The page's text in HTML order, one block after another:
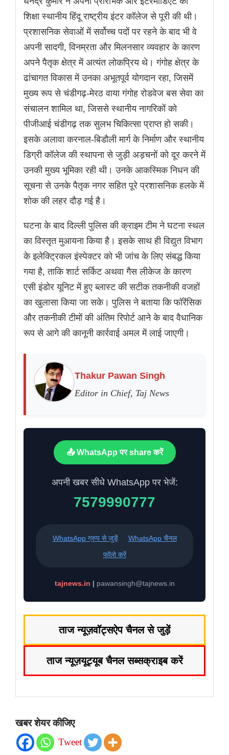
शिक्षा स्थानीय हिंदू राष्ट्रीय इंटर कॉलेज से पूरी की थी।
प्रशासनिक सेवाओं में सर्वोच्च पदों पर रहने के बाद भी वे
अपनी सादगी, विनम्रता और मिलनसार व्यवहार के कारण
अपने पैतृक क्षेत्र में अत्यंत लोकप्रिय थे। गंगोह क्षेत्र के
ढांचागत विकास में उनका अभूतपूर्व योगदान रहा, जिसमें
मुख्य रूप से चंडीगढ़-मेरठ वाया गंगोह रोडवेज बस सेवा का
संचालन शामिल था, जिससे स्थानीय नागरिकों को
पीजीआई चंडीगढ़ तक सुलभ चिकित्सा प्राप्त हो सकी।
इसके अलावा करनाल-बिडौली मार्ग के निर्माण और स्थानीय
डिग्री कॉलेज की स्थापना से जुड़ी अड़चनों को दूर करने में
उनकी मुख्य भूमिका रही थी। उनके आकस्मिक निधन की
सूचना से उनके पैतृक नगर सहित पूरे प्रशासनिक हलके में
शोक की लहर दौड़ गई है।
घटना के बाद दिल्ली पुलिस की क्राइम टीम ने घटना स्थल
का विस्तृत मुआयना किया है। इसके साथ ही विद्युत विभाग
के इलेक्ट्रिकल इंस्पेक्टर को भी जांच के लिए संबद्ध किया
गया है, ताकि शार्ट सर्किट अथवा गैस लीकेज के कारण
एसी इंडोर यूनिट में हुए ब्लास्ट की सटीक तकनीकी वजहों
का खुलासा किया जा सके। पुलिस ने बताया कि फॉरेंसिक
और तकनीकी टीमों की अंतिम रिपोर्ट आने के बाद वैधानिक
रूप से आगे की कानूनी कार्रवाई अमल में लाई जाएगी।
Thakur Pawan Singh
Editor in Chief, Taj News
📤 WhatsApp पर share करें
अपनी खबर सीधे WhatsApp पर भेजें:
7579990777
WhatsApp ग्रुप से जुड़ें
WhatsApp चैनल
फॉलो करें
tajnews.in | pawansingh@tajnews.in
ताज न्यूज़वॉट्सऐप चैनल से जुड़ें
ताज न्यूज़यूट्यूब चैनल सब्सक्राइब करें
खबर शेयर कीजिए
Tweet